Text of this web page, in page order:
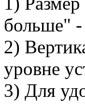
больше" -
2)
уровне
3) Для